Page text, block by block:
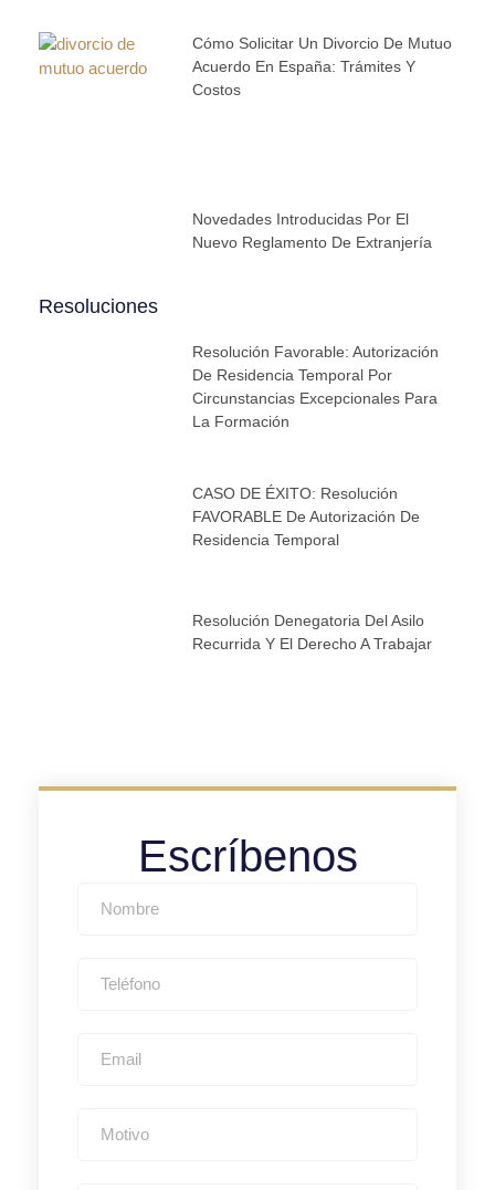
Cómo Solicitar Un Divorcio De Mutuo
Acuerdo En España: Trámites Y
Costos
Novedades Introducidas Por El
Nuevo Reglamento De Extranjería
Resoluciones
Resolución Favorable: Autorización
De Residencia Temporal Por
Circunstancias Excepcionales Para
La Formación
CASO DE ÉXITO: Resolución
FAVORABLE De Autorización De
Residencia Temporal
Resolución Denegatoria Del Asilo
Recurrida Y El Derecho A Trabajar
Escríbenos